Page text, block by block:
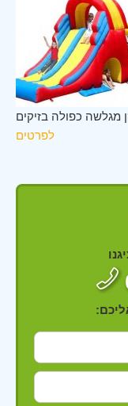
מגלשה כפולה בזיקים
לפרטים